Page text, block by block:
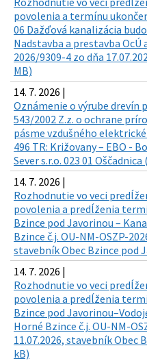
povolenia a termínu
06 Dažďová kanalizácia
Nadstavba a prestavba OcÚ
2026/9309-4 zo dňa
MB)
14. 7. 2026 |
Oznámenie o výrube drevín
543/2002 Z.z. o ochrane
pásme vzdušného
496 TR: Križovany – EBO -
Sever s.r.o. 023 01 Oščadnica
14. 7. 2026 |
Rozhodnutie vo veci
povolenia a predĺženia
Bzince pod Javorinou –
Bzince č.j. OU-NM-OSZP-
stavebník Obec Bzince pod
14. 7. 2026 |
Rozhodnutie vo veci
povolenia a predĺženia
Bzince pod
Horné Bzince č.j. OU-NM-
11.07.2026, stavebník Obec
kB)